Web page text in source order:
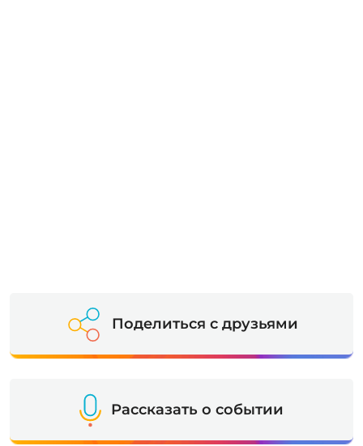
Поделиться с друзьями
Рассказать о событии